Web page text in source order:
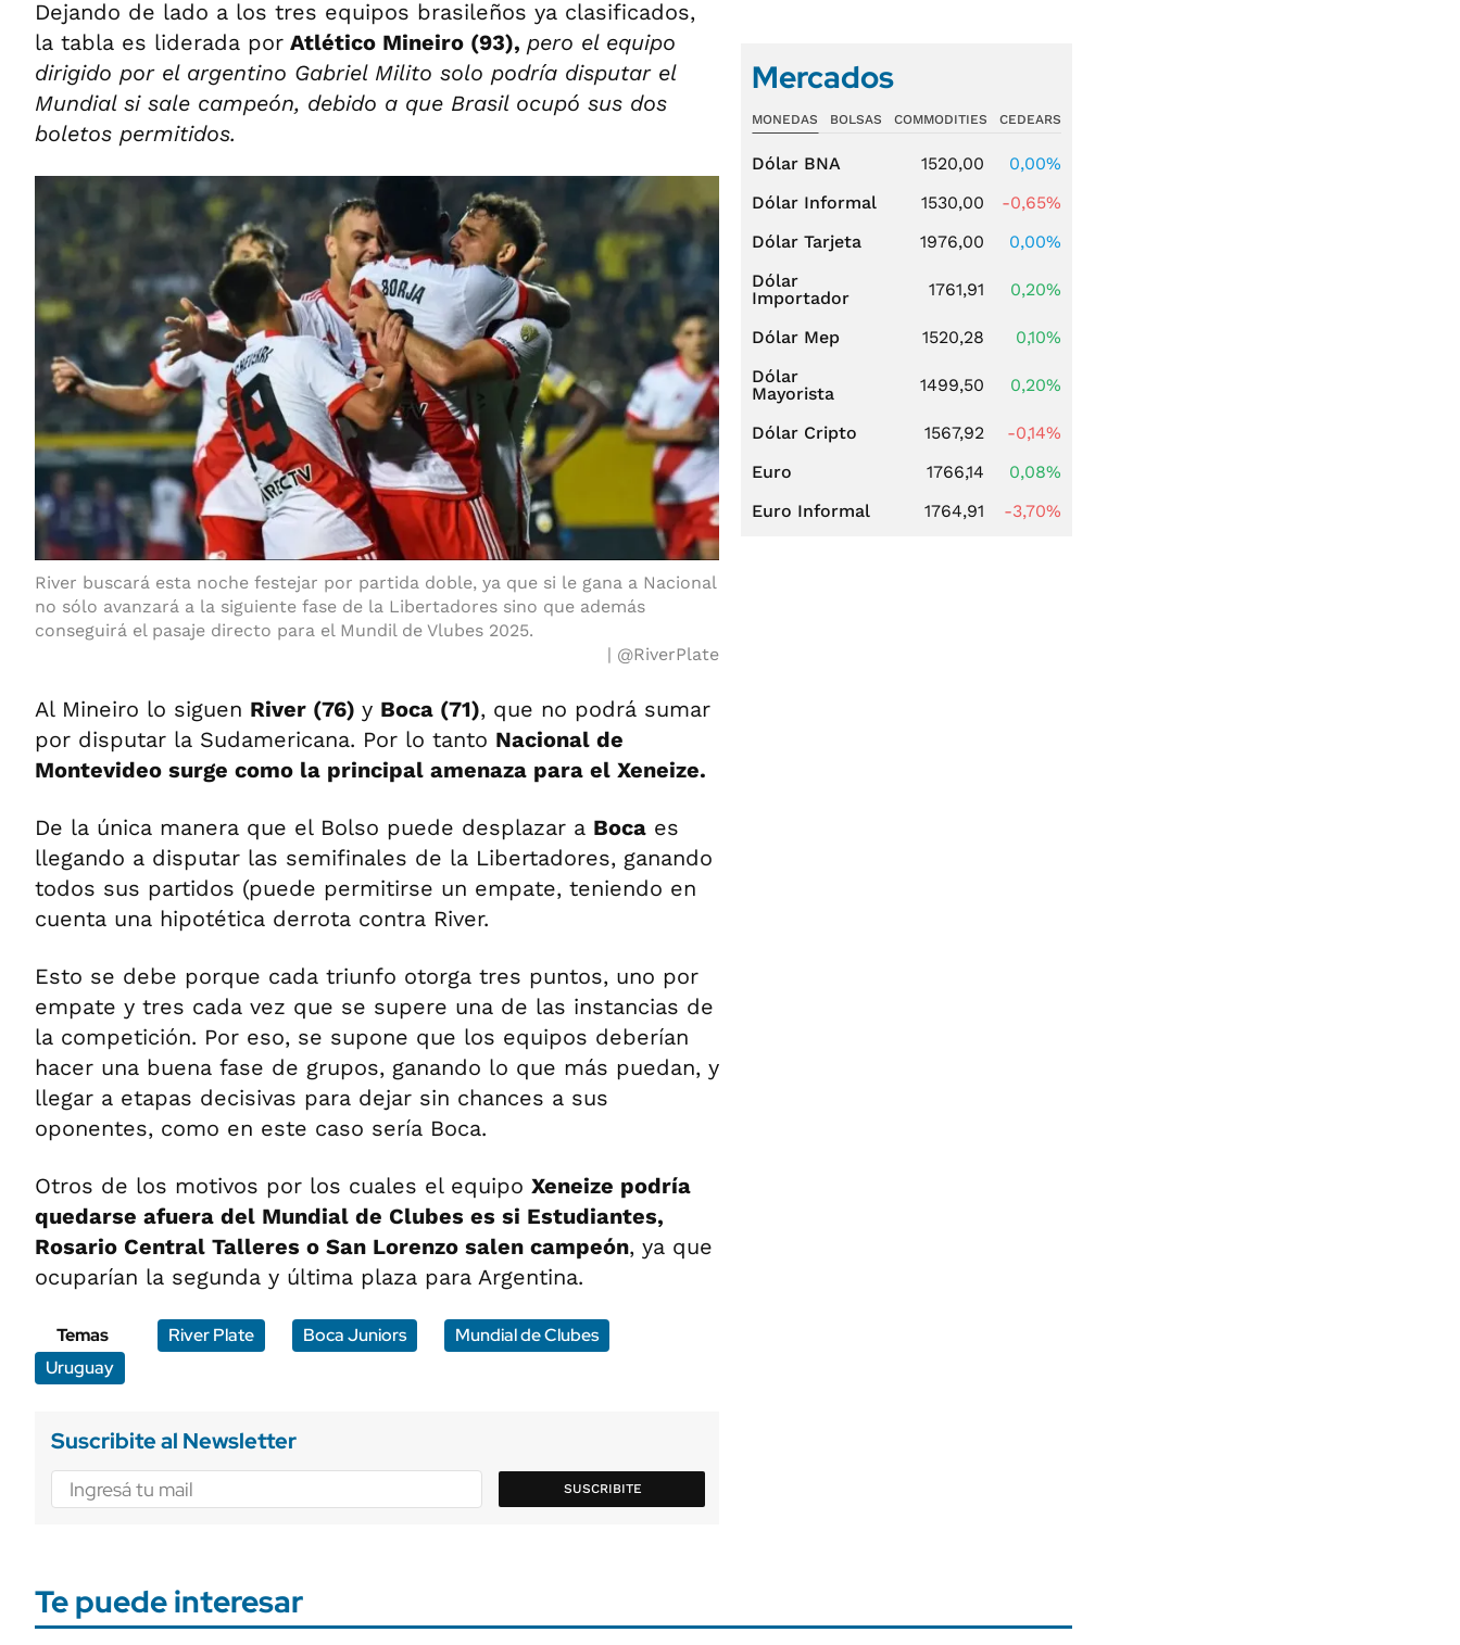
Dejando de lado a los tres equipos brasileños ya clasificados,
la tabla es liderada por Atlético Mineiro (93), pero el equipo
dirigido por el argentino Gabriel Milito solo podría disputar el
Mundial si sale campeón, debido a que Brasil ocupó sus dos
boletos permitidos.
River buscará esta noche festejar por partida doble, ya que si le gana a Nacional
no sólo avanzará a la siguiente fase de la Libertadores sino que además
conseguirá el pasaje directo para el Mundil de Vlubes 2025.
@RiverPlate
Al Mineiro lo siguen River (76) y Boca (71), que no podrá sumar
por disputar la Sudamericana. Por lo tanto Nacional de
Montevideo surge como la principal amenaza para el Xeneize.
De la única manera que el Bolso puede desplazar a Boca es
llegando a disputar las semifinales de la Libertadores, ganando
todos sus partidos (puede permitirse un empate, teniendo en
cuenta una hipotética derrota contra River.
Esto se debe porque cada triunfo otorga tres puntos, uno por
empate y tres cada vez que se supere una de las instancias de
la competición. Por eso, se supone que los equipos deberían
hacer una buena fase de grupos, ganando lo que más puedan, y
llegar a etapas decisivas para dejar sin chances a sus
oponentes, como en este caso sería Boca.
Otros de los motivos por los cuales el equipo Xeneize podría
quedarse afuera del Mundial de Clubes es si Estudiantes,
Rosario Central Talleres o San Lorenzo salen campeón, ya que
ocuparían la segunda y última plaza para Argentina.
Temas River Plate Boca Juniors
Mundial de Clubes
Uruguay
Suscribite al Newsletter
SUSCRIBITE
Mercados
MONEDAS BOLSAS COMMODITIES CEDEARS
Dólar BNA 1520,00
0,00%
Dólar Informal
1530,00
-0,65%
Dólar Tarjeta
1976,00
0,00%
Dólar
Importador
1761,91 0,20%
Dólar Mep 1520,28
0,10%
Dólar
Mayorista
1499,50 0,20%
Dólar Cripto 1567,92
-0,14%
Euro
1766,14
0,08%
Euro Informal
1764,91 -3,70%
Te puede interesar